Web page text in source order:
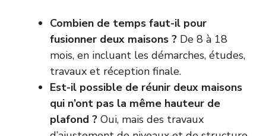
Combien de temps faut-il pour
fusionner deux maisons ? De 8 à 18
mois, en incluant les démarches, études,
travaux et réception finale.
Est-il possible de réunir deux maisons
qui n’ont pas la même hauteur de
plafond ? Oui, mais des travaux